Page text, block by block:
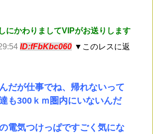
にかわりましてVIPがお送りします
ID:fFbKbc060 ▼このレスに返
だが仕事でね、帰れないって
も300ｋｍ圏内にいないんだ
電気つけっぱですごく気にな